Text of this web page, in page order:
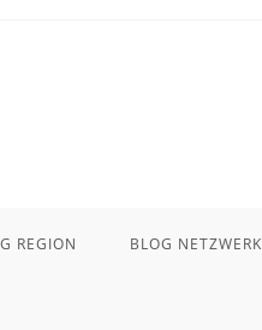
REGION BLOG NETZWERK